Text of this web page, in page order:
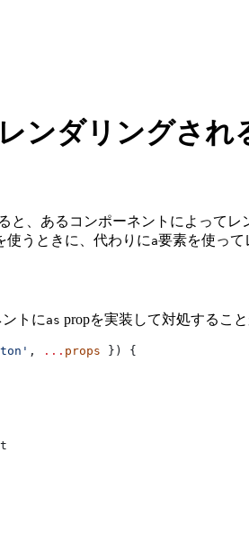
ンダリングさ
と、あるコンポーネントによって
使うときに、代わりにa要素を使って
トにas propを実装して対処すること
, ... props }) {